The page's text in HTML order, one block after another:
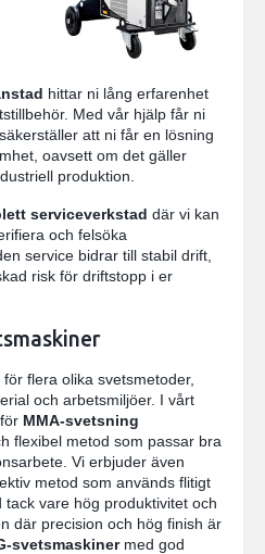
hittar ni lång erfarenhet
Med vår hjälp får ni
att ni får en lösning
oavsett om det gäller
produktion.
serviceverkstad där vi kan
och felsöka
service bidrar till stabil drift,
risk för driftstopp i er
flera olika svetsmetoder,
och arbetsmiljöer. I vårt
MMA-svetsning
flexibel metod som passar bra
Vi erbjuder även
metod som används flitigt
vare hög produktivitet och
där precision och hög finish är
svetsmaskinermed god